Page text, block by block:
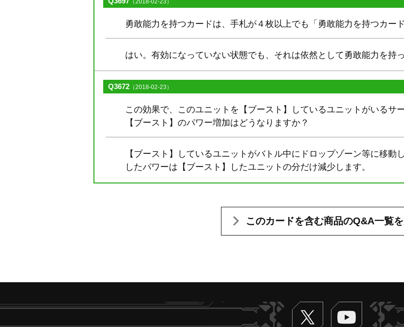
（2018-02-23）
勇敢能力を持つカードは、手札が４枚以上でも「勇敢能力を持つカー
はい。有効になっていない状態でも、それは依然として勇敢能力を持
Q3672 （2018-02-23）
この効果で、このユニットを【ブースト】しているユニットがいるサ
【ブースト】のパワー増加はどうなりますか？
【ブースト】しているユニットがバトル中にドロップゾーン等に移動
したパワーは【ブースト】したユニットの分だけ減少します。
このカードを含む商品のQ&A一覧
Twitter ヴァンガ